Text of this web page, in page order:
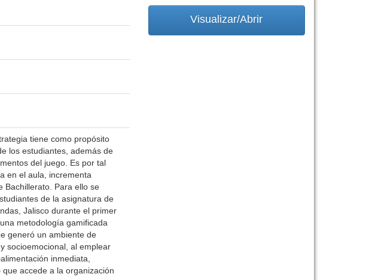
tiene como propósito
los estudiantes, además de
del juego. Es por tal
en el aula, incrementa
Bachillerato. Para ello se
de la asignatura de
Jalisco durante el primer
metodología gamificada
generó un ambiente de
socioemocional, al emplear
inmediata,
accede a la organización
Visualizar/Abrir